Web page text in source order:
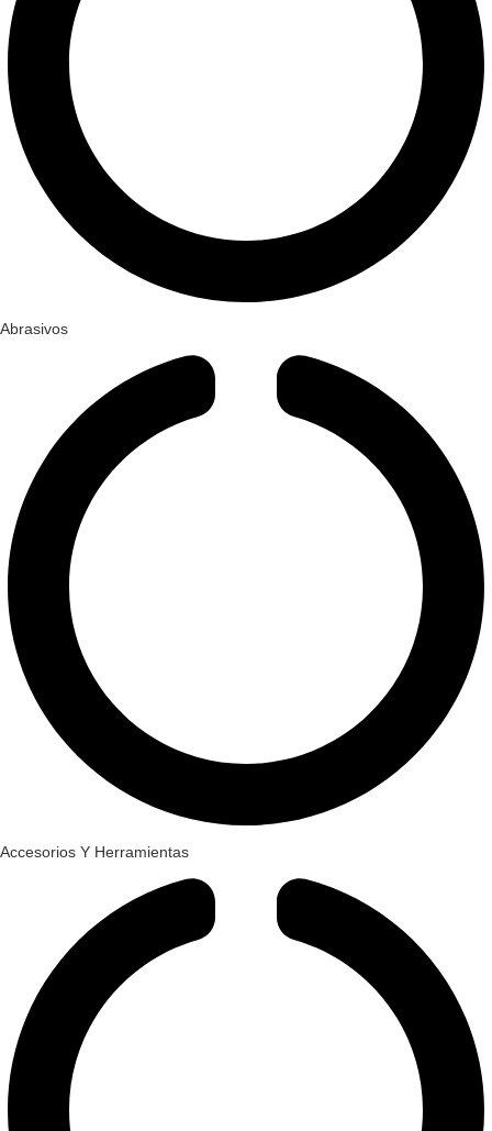
Abrasivos
Accesorios Y Herramientas